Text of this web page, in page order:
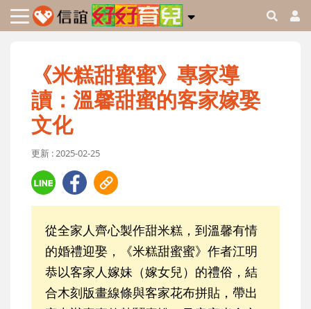
《米糕甜蜜蜜》專家導
讀：溫馨甜蜜的客家嫁娶
文化
更新 : 2025-02-25
從全家人齊心製作甜米糕，到溫馨有情
的婚禮迎娶，《米糕甜蜜蜜》作者江明
恭以客家人嫁妹（嫁女兒）的禮俗，結
合木刻版畫線條與客家花布拼貼，帶出